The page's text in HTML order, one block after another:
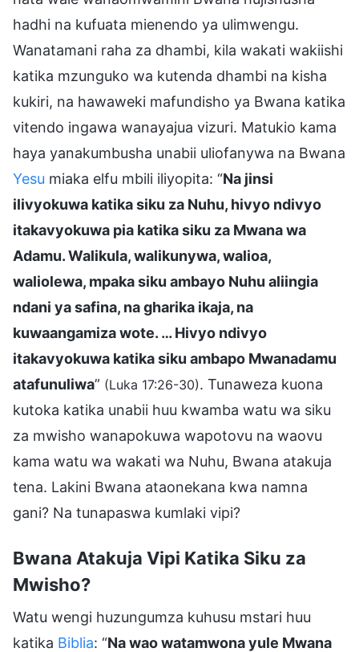
hadhi na kufuata mienendo ya ulimwengu.
Wanatamani raha za dhambi, kila wakati wakiishi
katika mzunguko wa kutenda dhambi na kisha
kukiri, na hawaweki mafundisho ya Bwana katika
vitendo ingawa wanayajua vizuri. Matukio kama
haya yanakumbusha unabii uliofanywa na Bwana
Yesu miaka elfu mbili iliyopita: “Na jinsi
ilivyokuwa katika siku za Nuhu, hivyo ndivyo
itakavyokuwa pia katika siku za Mwana wa
Adamu. Walikula, walikunywa, walioa,
waliolewa, mpaka siku ambayo Nuhu aliingia
ndani ya safina, na gharika ikaja, na
kuwaangamiza wote. … Hivyo ndivyo
itakavyokuwa katika siku ambapo Mwanadamu
atafunuliwa” (Luka 17:26-30). Tunaweza kuona
kutoka katika unabii huu kwamba watu wa siku
za mwisho wanapokuwa wapotovu na waovu
kama watu wa wakati wa Nuhu, Bwana atakuja
tena. Lakini Bwana ataonekana kwa namna
gani? Na tunapaswa kumlaki vipi?
Bwana Atakuja Vipi Katika Siku za
Mwisho?
Watu wengi huzungumza kuhusu mstari huu
katika Biblia: “Na wao watamwona yule Mwana